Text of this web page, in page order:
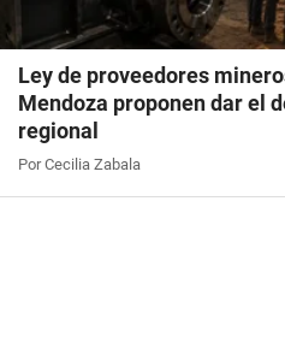
Ley de proveedores
Mendoza proponen dar el
regional
Por Cecilia Zabala